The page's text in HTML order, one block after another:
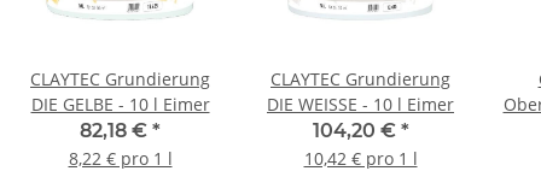
CLAYTEC Grundierung
DIE GELBE - 10 l Eimer
82,18 € *
8,22 € pro 1 l
CLAYTEC Grundierung
DIE WEISSE - 10 l Eimer
104,20 € *
10,42 € pro 1 l